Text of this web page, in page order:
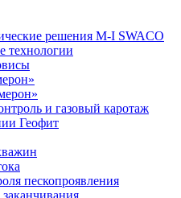
решения M-I SWACO
технологии
и газовый каротаж
Геофит
пескопроявления